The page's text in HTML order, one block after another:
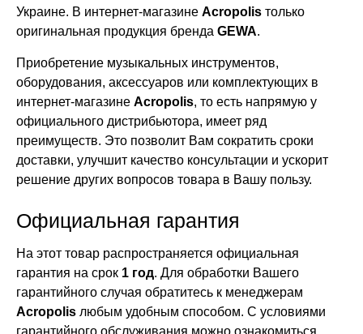
Украине. В интернет-магазине Acropolis только
оригинальная продукция бренда GEWA.
Приобретение музыкальных инструментов,
оборудования, аксессуаров или комплектующих в
интернет-магазине Acropolis, то есть напрямую у
официального дистрибьютора, имеет ряд
преимуществ. Это позволит Вам сократить сроки
доставки, улучшит качество консультации и ускорит
решение других вопросов товара в Вашу пользу.
Официальная гарантия
На этот товар распространяется официальная
гарантия на срок 1 год. Для обработки Вашего
гарантийного случая обратитесь к менеджерам
Acropolis любым удобным способом. С условиями
гарантийного обслуживания можно ознакомиться